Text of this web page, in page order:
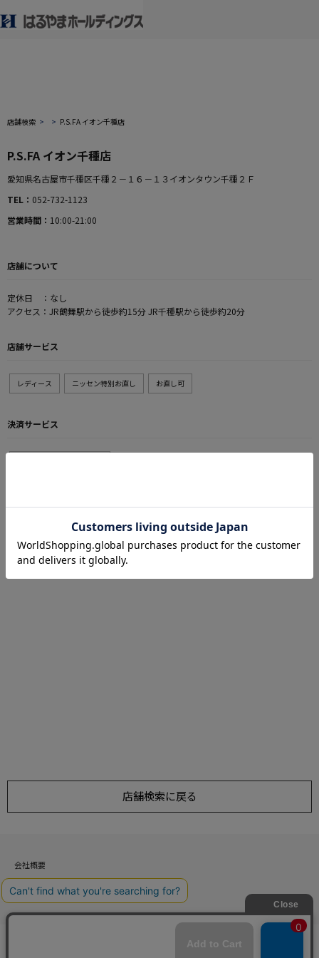
店舗検索 P.S.FA イオン千種店
P.S.FA イオン千種店
愛知県名古屋市千種区千種２－１６－１３イオンタウン千種２Ｆ
TEL
052-732-1123
営業時間
10:00-21:00
店舗について
定休日 ：なし
アクセス：JR鶴舞駅から徒歩約15分 JR千種駅から徒歩約20分
店舗サービス
レディース ニッセン特別お直し お直し可
決済サービス
GoogleMap
店舗検索に戻る
会社概要
お問い合わせ